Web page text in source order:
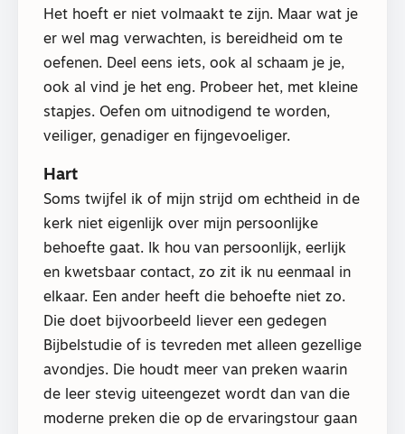
Het hoeft er niet volmaakt te zijn. Maar wat je
er wel mag verwachten, is bereidheid om te
oefenen. Deel eens iets, ook al schaam je je,
ook al vind je het eng. Probeer het, met kleine
stapjes. Oefen om uitnodigend te worden,
veiliger, genadiger en fijngevoeliger.
Hart
Soms twijfel ik of mijn strijd om echtheid in de
kerk niet eigenlijk over mijn persoonlijke
behoefte gaat. Ik hou van persoonlijk, eerlijk
en kwetsbaar contact, zo zit ik nu eenmaal in
elkaar. Een ander heeft die behoefte niet zo.
Die doet bijvoorbeeld liever een gedegen
Bijbelstudie of is tevreden met alleen gezellige
avondjes. Die houdt meer van preken waarin
de leer stevig uiteengezet wordt dan van die
moderne preken die op de ervaringstour gaan